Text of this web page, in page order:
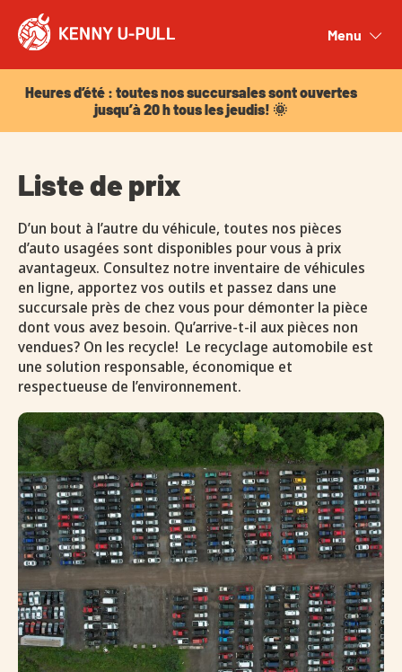
Menu
Heures d’été : toutes nos succursales sont ouvertes
jusqu’à 20 h tous les jeudis! 🌞
Liste de prix
D’un bout à l’autre du véhicule, toutes nos pièces
d’auto usagées sont disponibles pour vous à prix
avantageux. Consultez notre inventaire de véhicules
en ligne, apportez vos outils et passez dans une
succursale près de chez vous pour démonter la pièce
dont vous avez besoin. Qu’arrive-t-il aux pièces non
vendues? On les recycle! Le recyclage automobile est
une solution responsable, économique et
respectueuse de l’environnement.